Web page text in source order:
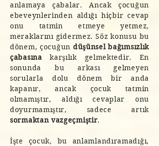
anlamaya çabalar. Ancak çocuğun
ebeveynlerinden aldığı hiçbir cevap
onu tatmin etmeye yetmez,
meraklarını gidermez. Söz konusu bu
dönem, çocuğun düşünsel bağımsızlık
çabasına karşılık gelmektedir. En
sonunda bu arkası gelmeyen
sorularla dolu dönem bir anda
kapanır, ancak çocuk tatmin
olmamıştır, aldığı cevaplar onu
doyurmamıştır, sadece artık
sormaktan vazgeçmiştir.
İşte çocuk, bu anlamlandıramadığı,